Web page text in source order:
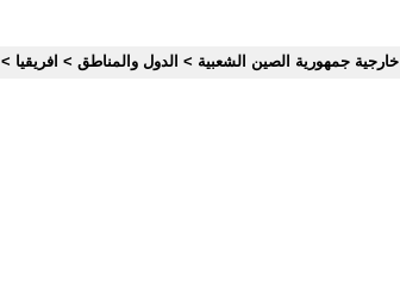
جمهورية الصين الشعبية > الدول والمناطق > افريقيا >